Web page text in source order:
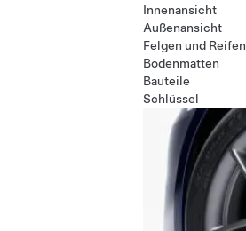
Innenansicht
Außenansicht
Felgen und Reifen
Bodenmatten
Bauteile
Schlüssel